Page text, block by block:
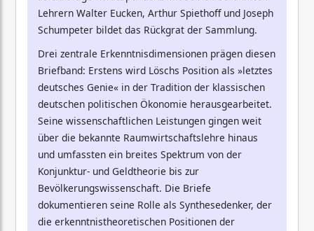
Lehrern Walter Eucken, Arthur Spiethoff und Joseph
Schumpeter bildet das Rückgrat der Sammlung.
Drei zentrale Erkenntnisdimensionen prägen diesen
Briefband: Erstens wird Löschs Position als »letztes
deutsches Genie« in der Tradition der klassischen
deutschen politischen Ökonomie herausgearbeitet.
Seine wissenschaftlichen Leistungen gingen weit
über die bekannte Raumwirtschaftslehre hinaus
und umfassten ein breites Spektrum von der
Konjunktur- und Geldtheorie bis zur
Bevölkerungswissenschaft. Die Briefe
dokumentieren seine Rolle als Synthesedenker, der
die erkenntnistheoretischen Positionen der